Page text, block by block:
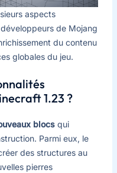
aspects
de Mojang
du contenu
globales du jeu.
1.23 ?
blocsqui
Parmi eux, le
des structures au
pierres